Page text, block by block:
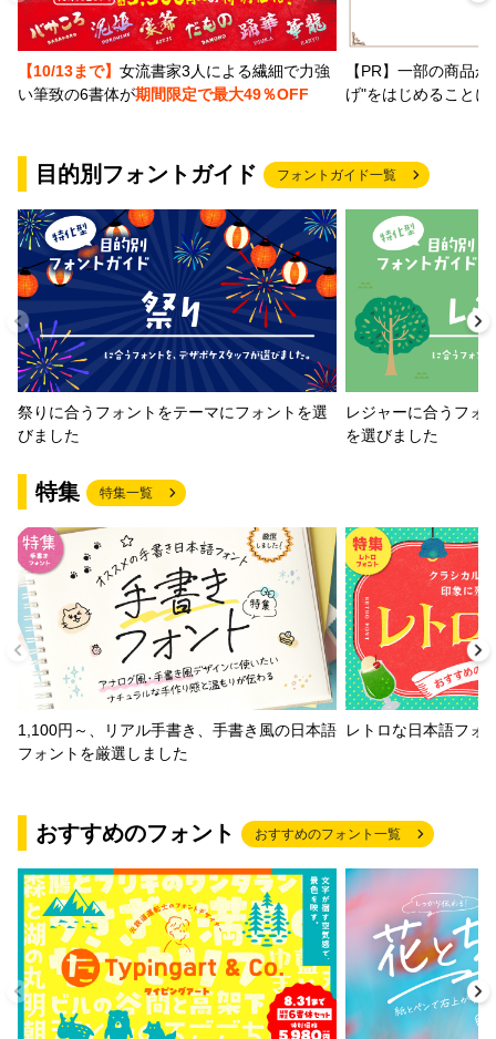
リセット
【10/13まで】 女流書家3人による繊細で力強
い筆致の6書体が期間限定で最大49％OFF
【PR】一部の商品
げ"をはじめること
目的別フォントガイド フォントガイド一覧
祭りに合うフォントをテーマにフォントを選
びました
レジャーに合うフォ
を選びました
特集 特集一覧
1,100円～、リアル手書き、手書き風の日本語
フォントを厳選しました
レトロな日本語フォ
おすすめのフォント おすすめのフォント一覧